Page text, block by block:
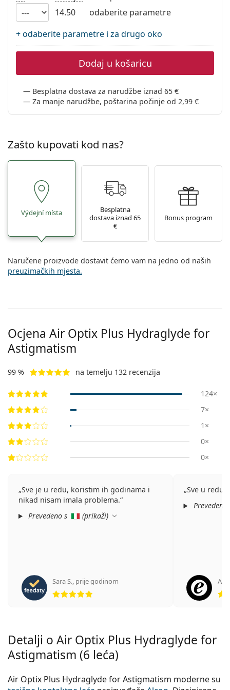
Persol
14.50
odaberite parametre
+ odaberite parametre i za drugo oko
Dodaj u košaricu
Besplatna dostava za narudžbe iznad 65 €
Za manje narudžbe, poštarina počinje od 2,99 €
Zašto kupovati kod nas?
Výdejní místa
Besplatna
dostava iznad 65
€
Bonus program
Naručene proizvode dostavit ćemo vam na jedno od naših
preuzimačkih mjesta.
Ocjena Air Optix Plus Hydraglyde for
Astigmatism
99 % na temelju 132 recenzija
124×
7×
1×
0×
0×
Sve je u redu, koristim ih godinama i
nikad nisam imala problema.
Prevedeno s
(prikaži)
Sara S., prije godinom
ocjena 5 od 5
Sve u redu
Detalji o Air Optix Plus Hydraglyde for
Astigmatism (6 leća)
Air Optix Plus Hydraglyde for Astigmatism moderne su